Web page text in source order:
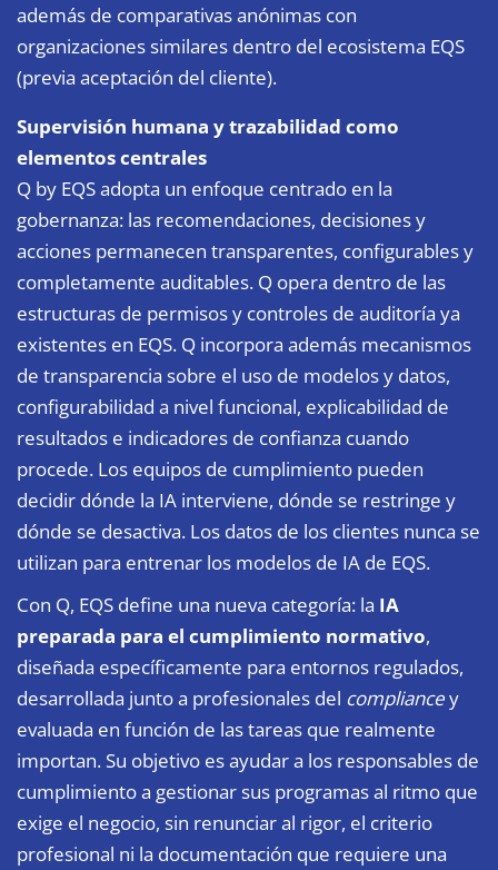
además de comparativas anónimas con
organizaciones similares dentro del ecosistema EQS
(previa aceptación del cliente).
Supervisión humana y trazabilidad como
elementos centrales
Q by EQS adopta un enfoque centrado en la
gobernanza: las recomendaciones, decisiones y
acciones permanecen transparentes, configurables y
completamente auditables. Q opera dentro de las
estructuras de permisos y controles de auditoría ya
existentes en EQS. Q incorpora además mecanismos
de transparencia sobre el uso de modelos y datos,
configurabilidad a nivel funcional, explicabilidad de
resultados e indicadores de confianza cuando
procede. Los equipos de cumplimiento pueden
decidir dónde la IA interviene, dónde se restringe y
dónde se desactiva. Los datos de los clientes nunca se
utilizan para entrenar los modelos de IA de EQS.
Con Q, EQS define una nueva categoría: la IA
preparada para el cumplimiento normativo,
diseñada específicamente para entornos regulados,
desarrollada junto a profesionales del compliancey
evaluada en función de las tareas que realmente
importan. Su objetivo es ayudar a los responsables de
cumplimiento a gestionar sus programas al ritmo que
exige el negocio, sin renunciar al rigor, el criterio
profesional ni la documentación que requiere una